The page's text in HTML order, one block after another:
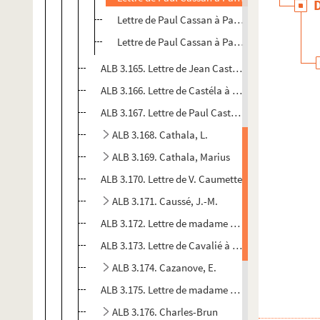
Lettre de Paul Cassan à Paul Albarel
Lettre de Paul Cassan à Paul Albarel
ALB 3.165. Lettre de Jean Castagno à Paul Albarel
ALB 3.166. Lettre de Castéla à Paul Albarel
ALB 3.167. Lettre de Paul Castela à Paul Albarel
ALB 3.168. Cathala, L.
ALB 3.169. Cathala, Marius
ALB 3.170. Lettre de V. Caumette
ALB 3.171. Caussé, J.-M.
ALB 3.172. Lettre de madame Causse-Fédière à
ALB 3.173. Lettre de Cavalié à Paul Albarel
ALB 3.174. Cazanove, E.
ALB 3.175. Lettre de madame Cazanove à Paul
ALB 3.176. Charles-Brun